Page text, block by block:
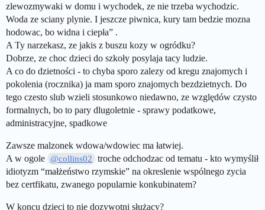
zlewozmywaki w domu i wychodek, ze nie trzeba wychodzic.
Woda ze sciany plynie. I jeszcze piwnica, kury tam bedzie mozna
hodowac, bo widna i ciepła” .
A Ty narzekasz, ze jakis z buszu kozy w ogródku?
Dobrze, ze choc dzieci do szkoły posylaja tacy ludzie.
A co do dzietności - to chyba sporo zalezy od kregu znajomych i
pokolenia (rocznika) ja mam sporo znajomych bezdzietnych. Do
tego czesto slub wzieli stosunkowo niedawno, ze względów czysto
formalnych, bo to pary dlugoletnie - sprawy podatkowe,
administracyjne, spadkowe
Zawsze malzonek wdowa/wdowiec ma łatwiej.
A w ogole @collins02
troche odchodzac od tematu - kto wymyślił
idiotyzm “małżeństwo rzymskie” na okreslenie wspólnego zycia
bez certfikatu, zwanego popularnie konkubinatem?
W koncu dzieci to nie dozywotni służący?